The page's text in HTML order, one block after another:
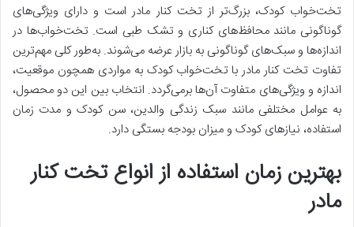
تخت‌خواب کودک، بزرگ‌تر از تخت کنار مادر است و دارای ویژگی‌های
گوناگونی مانند محافظ‌های کناری و تشک طبی است. تخت‌خواب‌ها در
اندازه‌ها و سبک‌های گوناگونی به بازار عرضه می‌شوند. به‌طور کلی مهم‌ترین
تفاوت تخت کنار مادر با تخت‌خواب کودک به مواردی همچون موقعیت،
اندازه و ویژگی‌های متفاوت آن‌ها برمی‌گردد. انتخاب بین این دو محصول،
به عوامل مختلفی مانند سبک زندگی والدین، سن کودک و مدت زمان
استفاده، نیازهای کودک و میزان بودجه بستگی دارد.
بهترین زمان استفاده از انواع تخت کنار
مادر